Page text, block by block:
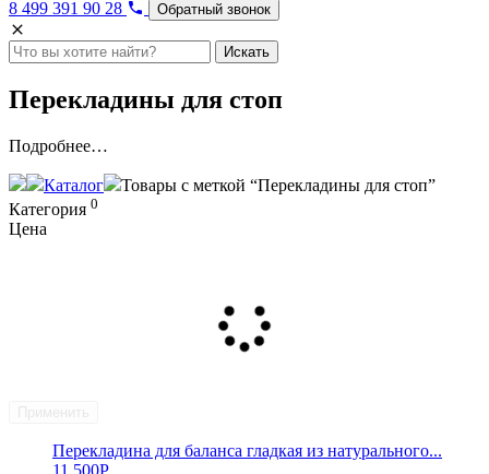
8 499 391 90 28 Обратный звонок
Искать
Перекладины для стоп
Подробнее…
Каталог
Товары с меткой “Перекладины для стоп”
Категория 0
Цена
Перекладина для баланса гладкая из натурального...